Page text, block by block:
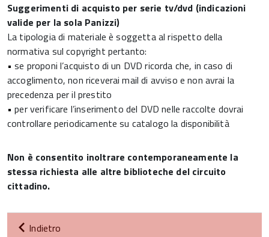
Suggerimenti di acquisto per serie tv/dvd (indicazioni
valide per la sola Panizzi)
La tipologia di materiale è soggetta al rispetto della
normativa sul copyright pertanto:
•se proponi l’acquisto di un DVD ricorda che, in caso di
accoglimento, non riceverai mail di avviso e non avrai la
precedenza per il prestito
•per verificare l’inserimento del DVD nelle raccolte dovrai
controllare periodicamente su catalogo la disponibilità
Non è consentito inoltrare contemporaneamente la
stessa richiesta alle altre biblioteche del circuito
cittadino.
Indietro